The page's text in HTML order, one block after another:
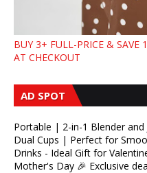
BUY 3+ FULL-PRICE & SAVE
AT CHECKOUT
AD SPOT
Portable | 2-in-1 Blender and
Dual Cups | Perfect for
Drinks - Ideal Gift for
Mother's Day 🎉 Exclusive